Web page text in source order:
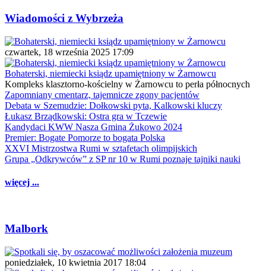
Wiadomości z Wybrzeża
czwartek, 18 września 2025 17:09
Bohaterski, niemiecki ksiądz upamiętniony w Żarnowcu
Kompleks klasztorno-kościelny w Żarnowcu to perła północnych
Zapomniany cmentarz, tajemnicze zgony pacjentów
Debata w Szemudzie: Dołkowski pyta, Kalkowski kluczy
Łukasz Brządkowski: Ostra gra w Tczewie
Kandydaci KWW Nasza Gmina Żukowo 2024
Premier: Bogate Pomorze to bogata Polska
XXVI Mistrzostwa Rumi w sztafetach olimpijskich
Grupa „Odkrywców” z SP nr 10 w Rumi poznaje tajniki nauki
więcej ...
Malbork
poniedziałek, 10 kwietnia 2017 18:04